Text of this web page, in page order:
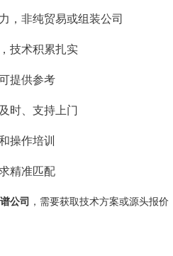
，非纯贸易或组装公司
技术积累扎实
提供参考
时、支持上门
操作培训
精准匹配
公司 ，需要获取技术方案或源头报